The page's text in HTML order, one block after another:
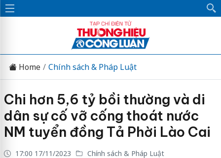
Home Chính sách & Pháp Luật
Chi hơn 5,6 tỷ bồi thường và di
dân sự cố vỡ cống thoát nước
NM tuyển đồng Tả Phời Lào Cai
17:00 17/11/2023 Chính sách & Pháp Luật